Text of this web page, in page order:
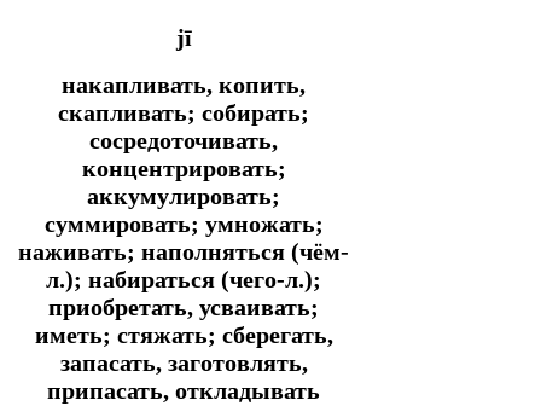
jī
накапливать, копить,
скапливать; собирать;
сосредоточивать,
концентрировать;
аккумулировать;
суммировать; умножать;
наживать; наполняться (чём-
л.); набираться (чего-л.);
приобретать, усваивать;
иметь; стяжать; сберегать,
запасать, заготовлять,
припасать, откладывать